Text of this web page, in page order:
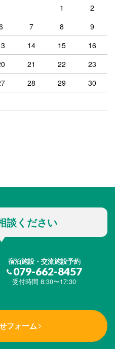
1
2
7 8
9
14 15
16
21 22
23
28 29
30
談ください
宿泊施設・交流施設予約
079-662-8457
受付時間 8:30〜17:30
フォーム